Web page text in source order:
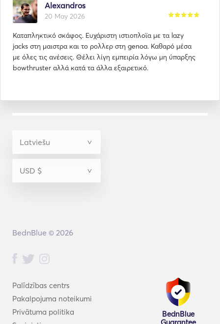
Alexandros
20 May 2026
Καταπληκτικό σκάφος. Ευχάριστη ιστιοπλοϊα με τα lazy
jacks στη μαιστρα και το ρολλερ στη genoa. Καθαρό μέσα
με όλες τις ανέσεις. Θέλει λίγη εμπειρία λόγω μη ύπαρξης
bowthruster αλλά κατά τα άλλα εξαιρετικό.
Palīdzības centrs
Pakalpojuma noteikumi
Privātuma politika
BednBlue
BednBlue © 2026